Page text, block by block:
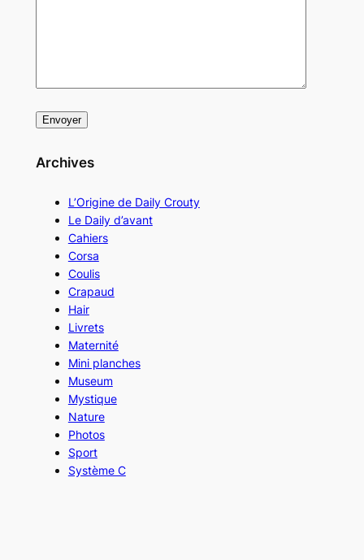
Archives
L’Origine de Daily Crouty
Le Daily d’avant
Cahiers
Corsa
Coulis
Crapaud
Hair
Livrets
Maternité
Mini planches
Museum
Mystique
Nature
Photos
Sport
Système C